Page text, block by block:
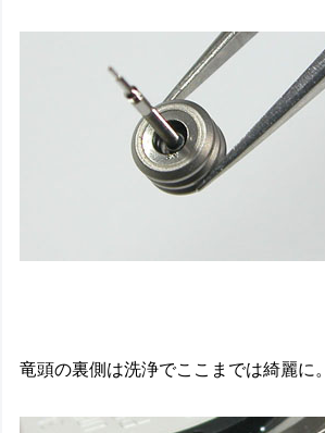
竜頭の裏側は洗浄でここまでは綺麗に。